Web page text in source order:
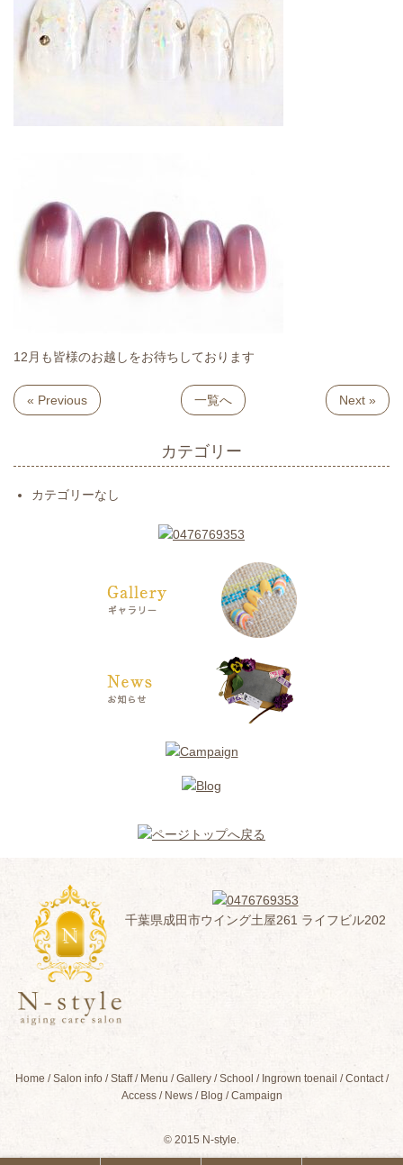
12月も皆様のお越しをお待ちしております
« Previous 一覧へ Next »
カテゴリー
カテゴリーなし
千葉県成田市ウイング土屋261 ライフビル202
Home Salon info Staff Menu Gallery School Ingrown toenail
Contact
Access
News Blog Campaign
© 2015 N-style.